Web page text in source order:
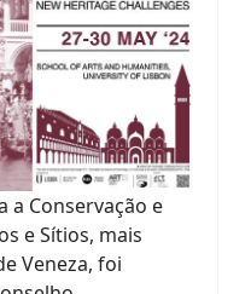
a Conservação e
e Sítios, mais
Veneza, foi